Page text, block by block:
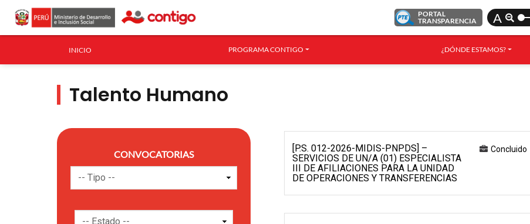
PORTAL
TRANSPARENCIA
A
INICIO PROGRAMA CONTIGO ¿DÓNDE ESTAMOS?
Talento Humano
CONVOCATORIAS
[P.S. 012-2026-MIDIS-PNPDS] –
SERVICIOS DE UN/A (01) ESPECIALISTA
III DE AFILIACIONES PARA LA UNIDAD
DE OPERACIONES Y TRANSFERENCIAS
Concluido